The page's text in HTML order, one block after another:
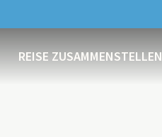
REISE ZUSAMMENSTELLEN